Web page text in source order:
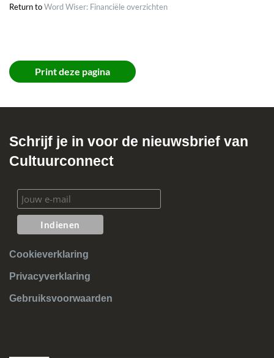
Return toWord Wiser: Financiële overzichten
Print deze pagina
Schrijf je in voor de nieuwsbrief van
Cultuurconnect
Cookieverklaring
Privacyverklaring
Gebruiksvoorwaarden